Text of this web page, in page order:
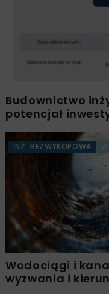
Budownictwo
potencjał
INŻ. BEZWYKOPOWA
Wodociągi i
wyzwania i